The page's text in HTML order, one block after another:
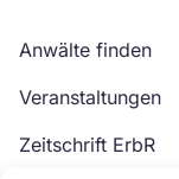
Anwälte finden
Veranstaltungen
Zeitschrift ErbR